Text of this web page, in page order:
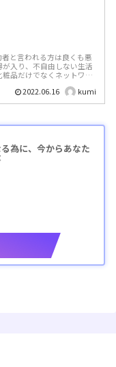
と言われる方は良くも悪
入り、不自由しない生活
品だけでなくネットワー
2022.06.16 kumi
為に、今からあなた